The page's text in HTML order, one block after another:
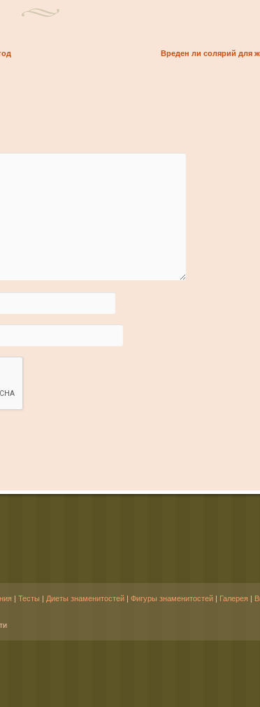
Вреден ли солярий для
Тесты Диеты знаменитостей Фигуры знаменитостей Галерея